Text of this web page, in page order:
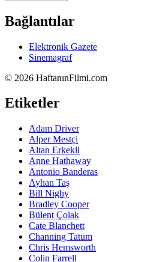
Bağlantılar
Elektronik Gazete
Sinemagraf
© 2026 HaftanınFilmi.com
Etiketler
Adam Driver
Alper Mestçi
Altan Erkekli
Anne Hathaway
Antonio Banderas
Ayhan Taş
Bill Nighy
Bradley Cooper
Bülent Çolak
Cate Blanchett
Channing Tatum
Chris Hemsworth
Colin Farrell